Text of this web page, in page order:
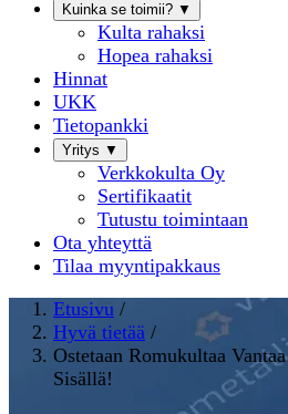
Kuinka se toimii? ▼
Kulta rahaksi
Hopea rahaksi
Hinnat
UKK
Tietopankki
Yritys ▼
Verkkokulta Oy
Sertifikaatit
Tutustu toimintaan
Ota yhteyttä
Tilaa myyntipakkaus
Etusivu /
Hyvä tietää /
Ostetaan Romukultaa
Sisällä!